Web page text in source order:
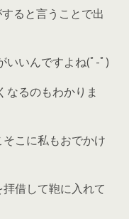
ると言うことで出
いいんですよね(ﾟ-ﾟ)
なるのもわかりま
こに私もおでかけ
借して鞄に入れて